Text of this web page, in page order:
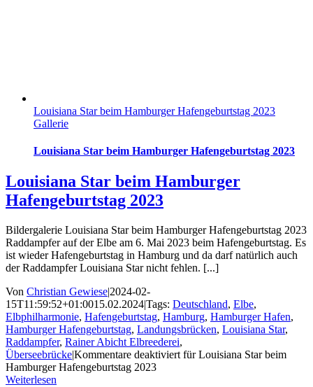
Louisiana Star beim Hamburger Hafengeburtstag 2023
Gallerie
Louisiana Star beim Hamburger Hafengeburtstag 2023
Louisiana Star beim Hamburger
Hafengeburtstag 2023
Bildergalerie Louisiana Star beim Hamburger Hafengeburtstag 2023
Raddampfer auf der Elbe am 6. Mai 2023 beim Hafengeburtstag. Es
ist wieder Hafengeburtstag in Hamburg und da darf natürlich auch
der Raddampfer Louisiana Star nicht fehlen. [...]
Von Christian Gewiese|2024-02-
15T11:59:52+01:0015.02.2024|Tags: Deutschland, Elbe,
Elbphilharmonie, Hafengeburtstag, Hamburg, Hamburger Hafen,
Hamburger Hafengeburtstag, Landungsbrücken, Louisiana Star,
Raddampfer, Rainer Abicht Elbreederei,
Überseebrücke|Kommentare deaktiviert für Louisiana Star beim
Hamburger Hafengeburtstag 2023
Weiterlesen